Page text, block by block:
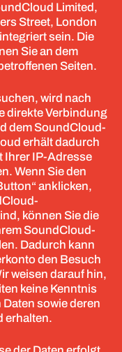
Limited,
Street, London
sein. Die
Sie an dem
Seiten.
wird nach
direkte Verbindung
dem SoundCloud-
erhält dadurch
Ihrer IP-Adresse
Wenn Sie den
anklicken,
können Sie die
SoundCloud-
Dadurch kann
den Besuch
weisen darauf hin,
keine Kenntnis
sowie deren
erhalten.